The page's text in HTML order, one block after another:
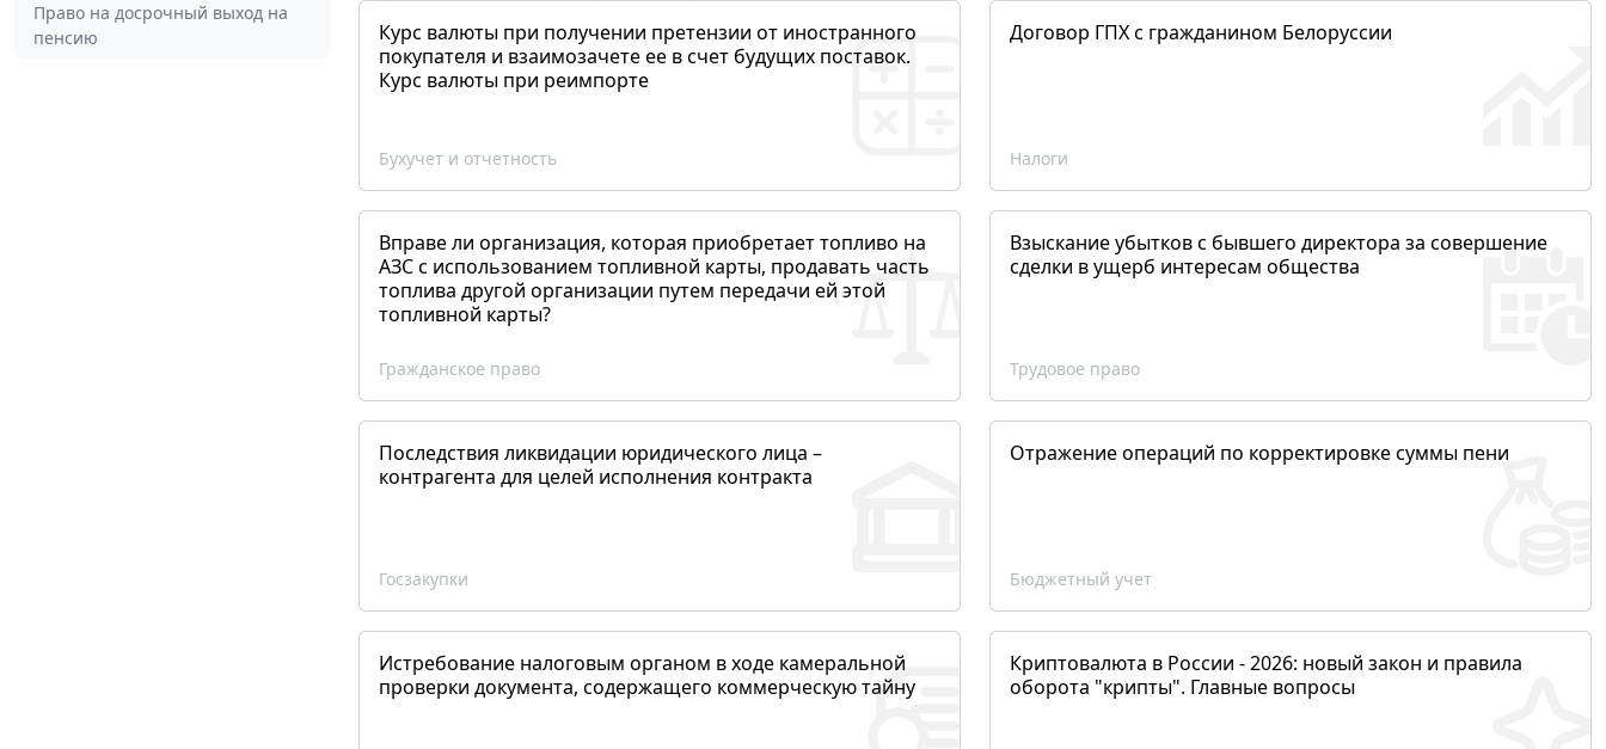
Право на досрочный выход на
пенсию
Курс валюты при получении претензии от иностранного
покупателя и взаимозачете ее в счет будущих поставок.
Курс валюты при реимпорте
Бухучет и отчетность
Договор ГПХ с гражданином Белоруссии
Налоги
Вправе ли организация, которая приобретает топливо на
АЗС с использованием топливной карты, продавать часть
топлива другой организации путем передачи ей этой
топливной карты?
Гражданское право
Взыскание убытков с бывшего директора за совершение
сделки в ущерб интересам общества
Трудовое право
Последствия ликвидации юридического лица –
контрагента для целей исполнения контракта
Госзакупки
Отражение операций по корректировке суммы пени
Бюджетный учет
Истребование налоговым органом в ходе камеральной
проверки документа, содержащего коммерческую тайну
Криптовалюта в России - 2026: новый закон и правила
оборота "крипты". Главные вопросы